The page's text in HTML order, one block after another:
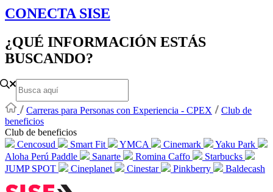
CONECTA SISE
¿QUÉ INFORMACIÓN ESTÁS
BUSCANDO?
Carreras para Personas con Experiencia - CPEX
Club de
beneficios
Club de beneficios
Cencosud
Smart Fit YMCA Cinemark
Yaku Park
Aloha Perú Paddle
Sanarte Romina Caffo
Starbucks
JUMP SPOT
Cineplanet Cinestar Pinkberry Baldecash